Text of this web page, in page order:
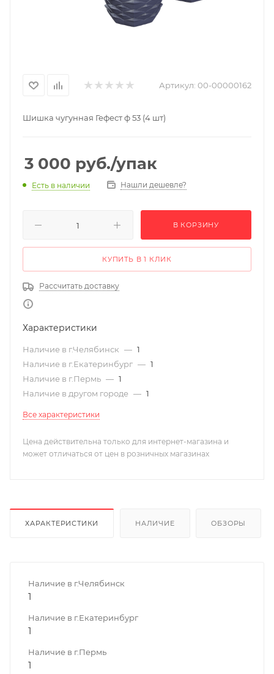
Артикул: 00-00000162
Шишка чугунная Гефест ф 53 (4 шт)
3 000 руб./упак
Есть в наличии Нашли дешевле?
В КОРЗИНУ
КУПИТЬ В 1 КЛИК
Рассчитать доставку
Характеристики
Наличие в г.Челябинск — 1
Наличие в г.Екатеринбург — 1
Наличие в г.Пермь — 1
Наличие в другом городе — 1
Все характеристики
Цена действительна только для интернет-магазина и
может отличаться от цен в розничных магазинах
ХАРАКТЕРИСТИКИ НАЛИЧИЕ ОБЗОРЫ
Наличие в г.Челябинск
1
Наличие в г.Екатеринбург
1
Наличие в г.Пермь
1